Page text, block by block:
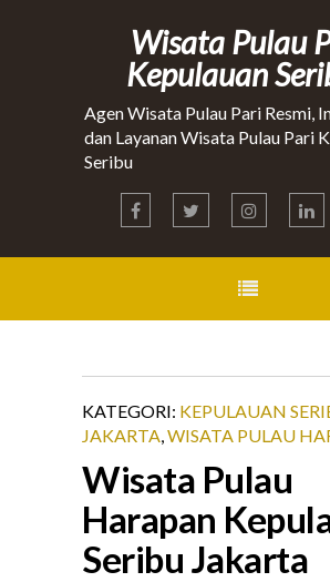
Wisata Pulau
Kepulauan
Agen Wisata Pulau Pari Resmi,
dan Layanan Wisata Pulau Pari
Seribu
KATEGORI: KEPULAUAN
JAKARTA,WISATA PULAU
Wisata Pulau
Harapan
Seribu Jakarta